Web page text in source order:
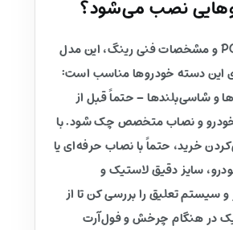
نصب می‌شود؟
با توجه به PCD 8X170 و مشخصات فنی رینگ، این مدل
این دسته خودروها مناسب است:
و شاسی‌بلندها – حتماً قبل از
خودرو و نصاب متخصص چک شود. با
خرید، حتماً با نصاب حرفه‌ای یا
سایز دقیق لاستیک و
سیستم تعلیق را بررسی کن تا از
در هنگام چرخش و فول‌آرت